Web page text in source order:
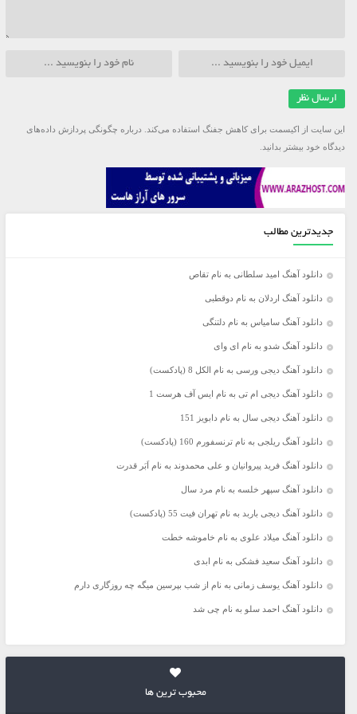
این سایت از اکیسمت برای کاهش جفنگ استفاده می‌کند. درباره چگونگی پردازش داده‌های
دیدگاه خود بیشتر بدانید.
جدیدترین مطالب
دانلود آهنگ امید سلطانی به نام تقاص
دانلود آهنگ اردلان به نام دوقطبی
دانلود آهنگ سامیاس به نام دلتنگی
دانلود آهنگ شدو به نام ای وای
دانلود آهنگ دیجی ورسی به نام الکل 8 (پادکست)
دانلود آهنگ دیجی ام تی به نام ایس آف هرست 1
دانلود آهنگ دیجی سال به نام دابویز 151
دانلود آهنگ ریلجی به نام ترنسفورم 160 (پادکست)
دانلود آهنگ فرید پیروانیان و علی محمدوند به نام اَبَر قدرت
دانلود آهنگ سپهر خلسه به نام مرد سال
دانلود آهنگ دیجی باربد به نام تهران فیت 55 (پادکست)
دانلود آهنگ میلاد علوی به نام خاموشه خطت
دانلود آهنگ سعید فشکی به نام ابدی
دانلود آهنگ یوسف زمانی به نام از شب بپرسین میگه چه روزگاری دارم
دانلود آهنگ احمد سلو به نام چی شد
محبوب ترین ها